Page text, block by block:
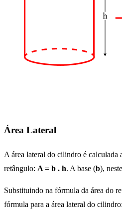
Área Lateral
A área lateral do cilindro é calculada
retângulo: A = b . h. A base (b),
Substituindo na fórmula da área do
fórmula para a área lateral do cilindro: